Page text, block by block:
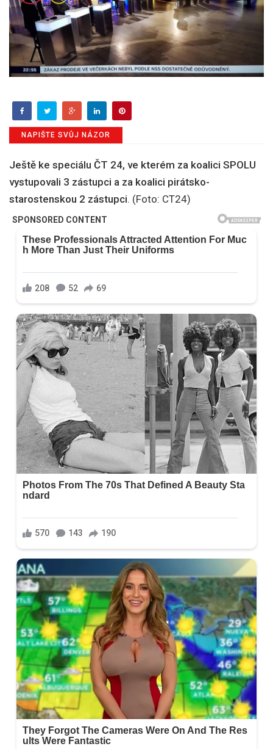
NAPIŠTE SVŮJ NÁZOR
Ještě ke speciálu ČT 24, ve kterém za koalici SPOLU
vystupovali 3 zástupci a za koalici pirátsko-
starostenskou 2 zástupci. (Foto: CT24)